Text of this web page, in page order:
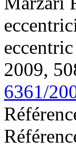
2009,
6361/